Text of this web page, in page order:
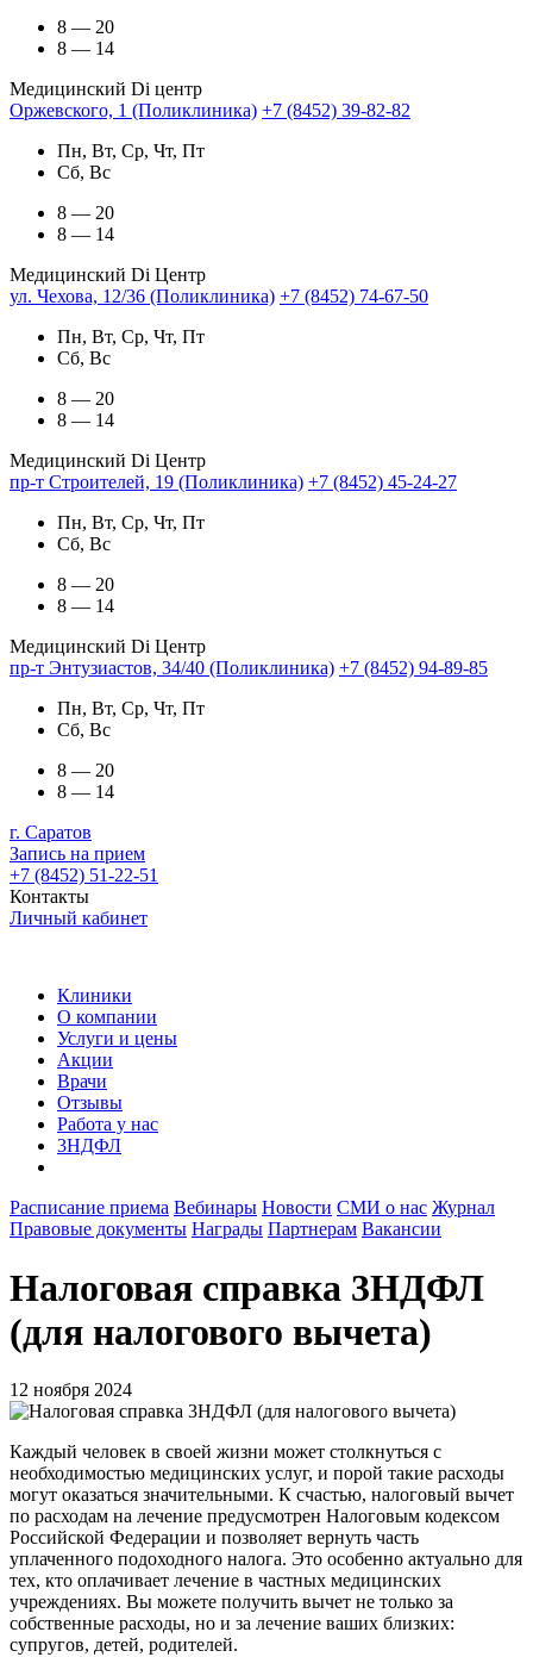
8 — 20
8 — 14
Медицинский Di центр
Оржевского, 1 (Поликлиника) +7 (8452) 39-82-82
Пн, Вт, Ср, Чт, Пт
Сб, Вс
8 — 20
8 — 14
Медицинский Di Центр
ул. Чехова, 12/36 (Поликлиника) +7 (8452) 74-67-50
Пн, Вт, Ср, Чт, Пт
Сб, Вс
8 — 20
8 — 14
Медицинский Di Центр
пр-т Строителей, 19 (Поликлиника) +7 (8452) 45-24-27
Пн, Вт, Ср, Чт, Пт
Сб, Вс
8 — 20
8 — 14
Медицинский Di Центр
пр-т Энтузиастов, 34/40 (Поликлиника) +7 (8452) 94-89-85
Пн, Вт, Ср, Чт, Пт
Сб, Вс
8 — 20
8 — 14
г. Саратов
Запись на прием
+7 (8452) 51-22-51
Контакты
Личный кабинет
Клиники
О компании
Услуги и цены
Акции
Врачи
Отзывы
Работа у нас
3НДФЛ
Расписание приема Вебинары Новости СМИ о нас Журнал
Правовые документы Награды Партнерам Вакансии
Налоговая справка 3НДФЛ
(для налогового вычета)
12 ноября 2024
Каждый человек в своей жизни может столкнуться с
необходимостью медицинских услуг, и порой такие расходы
могут оказаться значительными. К счастью, налоговый вычет
по расходам на лечение предусмотрен Налоговым кодексом
Российской Федерации и позволяет вернуть часть
уплаченного подоходного налога. Это особенно актуально для
тех, кто оплачивает лечение в частных медицинских
учреждениях. Вы можете получить вычет не только за
собственные расходы, но и за лечение ваших близких:
супругов, детей, родителей.